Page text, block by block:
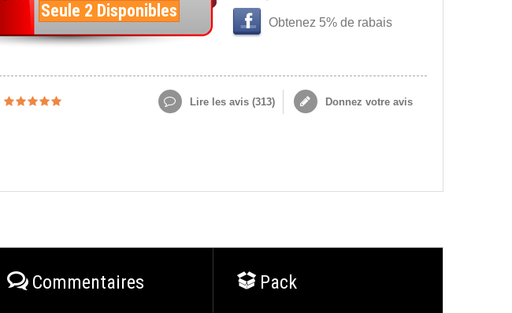
Seule 2 Disponibles
Obtenez 5% de rabais
Lire les avis (313) Donnez votre avis
Commentaires Pack